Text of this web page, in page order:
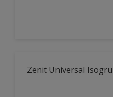
Zenit Universal